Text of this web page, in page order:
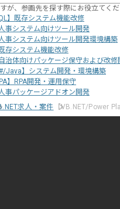
が、参画先を探す際にお役立てく
】既存システム機能改修
人事システム向けツール開発
人事システム向けツール開発環境構築
存システム機能改修
自治体向けパッケージ保守および改修
Java】システム開発・環境構築
】RPA開発・運用保守
人事パッケージアドオン開発
求人・案件 【VB.NET/Power